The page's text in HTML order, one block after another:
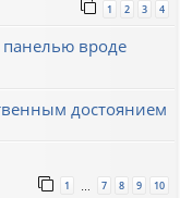
1 2 3 4
вроде
достоянием
1 7 8 9 10